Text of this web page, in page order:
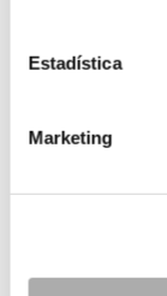
Estadística
Marketing